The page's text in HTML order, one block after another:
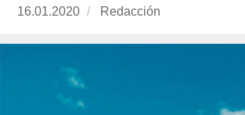
Publicado
16.01.2020 https://
Redacción